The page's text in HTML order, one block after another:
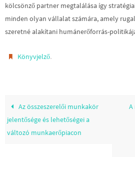
kölcsönző partner megtalálása így
minden olyan vállalat számára, amely
szeretné alakítani humánerőforrás-
Könyvjelző.
Az összeszerelői munkakör
jelentősége és lehetőségei a
változó munkaerőpiacon
A